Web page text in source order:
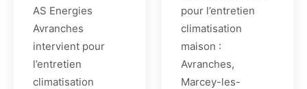
AS Energies
Avranches
intervient pour
l’entretien
climatisation
pour l’entretien
climatisation
maison :
Avranches,
Marcey-les-